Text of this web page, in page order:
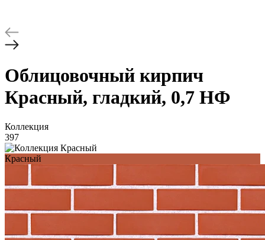
Облицовочный кирпич
Красный, гладкий, 0,7 НФ
Коллекция
397
Красный